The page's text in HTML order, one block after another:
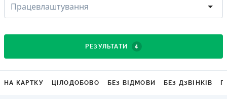
Працевлаштування
РЕЗУЛЬТАТИ 4
НА КАРТКУ ЦІЛОДОБОВО БЕЗ ВІДМОВИ БЕЗ ДЗВІНКІВ